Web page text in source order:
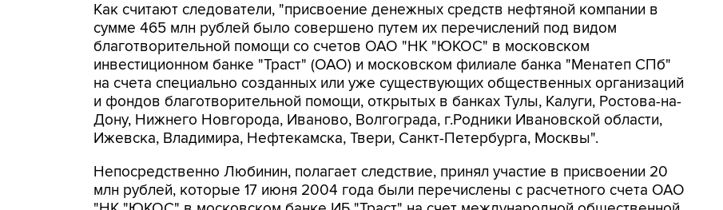
Как считают следователи, "присвоение денежных средств нефтяной компании в
сумме 465 млн рублей было совершено путем их перечислений под видом
благотворительной помощи со счетов ОАО "НК "ЮКОС" в московском
инвестиционном банке "Траст" (ОАО) и московском филиале банка "Менатеп СПб"
на счета специально созданных или уже существующих общественных организаций
и фондов благотворительной помощи, открытых в банках Тулы, Калуги, Ростова-на-
Дону, Нижнего Новгорода, Иваново, Волгограда, г.Родники Ивановской области,
Ижевска, Владимира, Нефтекамска, Твери, Санкт-Петербурга, Москвы".
Непосредственно Любинин, полагает следствие, принял участие в присвоении 20
млн рублей, которые 17 июня 2004 года были перечислены с расчетного счета ОАО